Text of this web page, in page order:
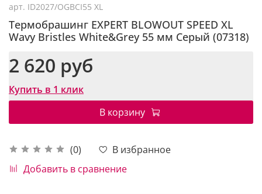
арт. ID2027/OGBCI55 XL
Термобрашинг EXPERT BLOWOUT SPEED XL
Wavy Bristles White&Grey 55 мм Серый (07318)
(0)
В избранное
Добавить в сравнение
2 620 руб
Купить в 1 клик
В корзину